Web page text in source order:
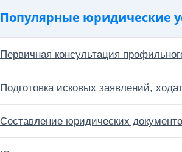
Популярные юридические
Первичная консультация
Подготовка исковых заявлений,
Составление юридических